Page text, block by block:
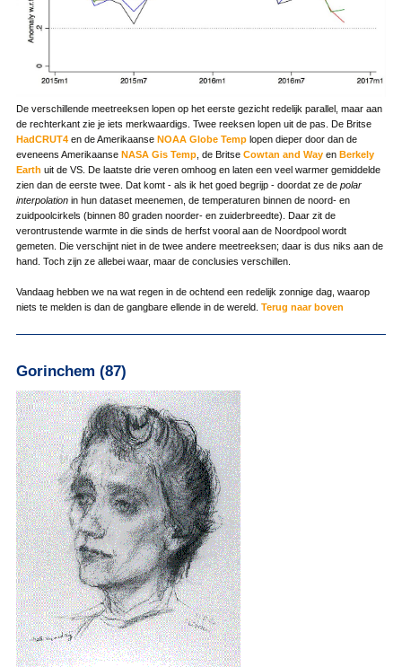
De verschillende meetreeksen lopen op het eerste gezicht redelijk parallel, maar aan
de rechterkant zie je iets merkwaardigs. Twee reeksen lopen uit de pas. De Britse
HadCRUT4en de Amerikaanse NOAA Globe Templopen dieper door dan de
eveneens Amerikaanse NASA Gis Temp, de Britse Cowtan and Wayen Berkely
Earth uit de VS. De laatste drie veren omhoog en laten een veel warmer gemiddelde
zien dan de eerste twee. Dat komt - als ik het goed begrijp - doordat ze de polar
interpolationin hun dataset meenemen, de temperaturen binnen de noord- en
zuidpoolcirkels (binnen 80 graden noorder- en zuiderbreedte). Daar zit de
verontrustende warmte in die sinds de herfst vooral aan de Noordpool wordt
gemeten. Die verschijnt niet in de twee andere meetreeksen; daar is dus niks aan de
hand. Toch zijn ze allebei waar, maar de conclusies verschillen.
Vandaag hebben we na wat regen in de ochtend een redelijk zonnige dag, waarop
niets te melden is dan de gangbare ellende in de wereld. Terug naar boven
Gorinchem (87)